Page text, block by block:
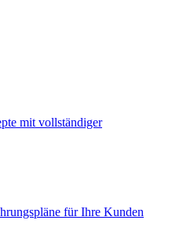
mit vollständiger
für Ihre Kunden